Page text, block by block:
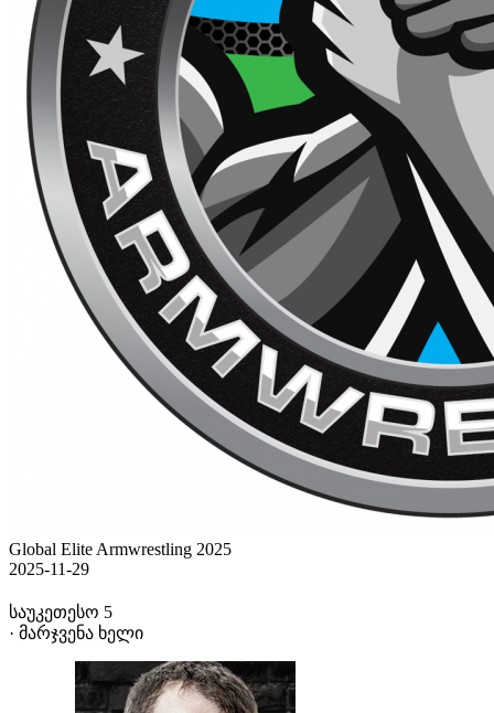
Global Elite Armwrestling 2025
2025-11-29
საუკეთესო 5
· მარჯვენა ხელი